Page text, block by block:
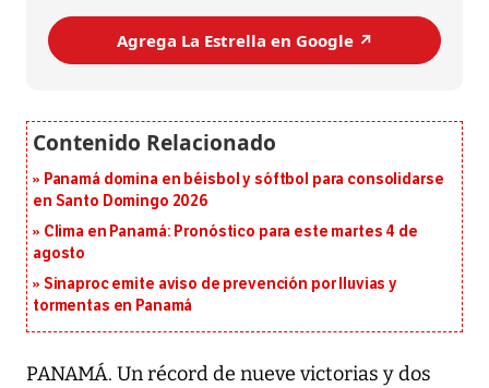
Agrega La Estrella en Google ↗️
Panamá domina en béisbol y sóftbol para consolidarse
en Santo Domingo 2026
Clima en Panamá: Pronóstico para este martes 4 de
agosto
Sinaproc emite aviso de prevención por lluvias y
tormentas en Panamá
PANAMÁ. Un récord de nueve victorias y dos